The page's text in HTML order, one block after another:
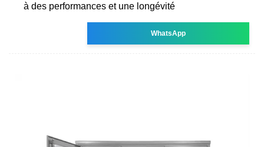
à des performances et une longévité
WhatsApp